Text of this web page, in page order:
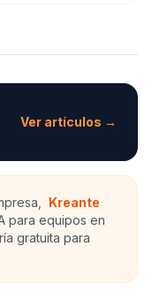
Ver artículos →
Kreante
para equipos en
gratuita para